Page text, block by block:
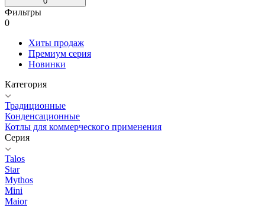
Фильтры
0
Хиты продаж
Премиум серия
Новинки
Категория
Традиционные
Конденсационные
Котлы для коммерческого применения
Серия
Talos
Star
Mythos
Mini
Maior